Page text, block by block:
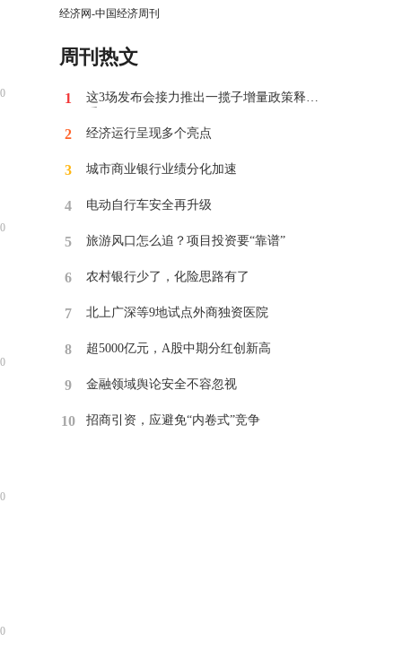
0
0
0
0
0
经济网-中国经济周刊
周刊热文
1
这3场发布会接力推出一揽子增量政策释放
2 经济运行呈现多个亮点
3 ​城市商业银行业绩分化加速
4 电动自行车安全再升级
5 ​旅游风口怎么追？项目投资要“靠谱”
6 ​农村银行少了，化险思路有了
7 ​北上广深等9地试点外商独资医院
8 ​超5000亿元，A股中期分红创新高
9 ​金融领域舆论安全不容忽视
10 招商引资，应避免“内卷式”竞争